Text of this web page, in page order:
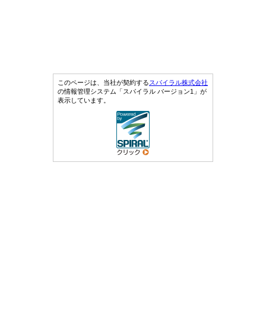
このページは、当社が契約するスパイラル株式会社
の情報管理システム「スパイラル バージョン1」が
表示しています。